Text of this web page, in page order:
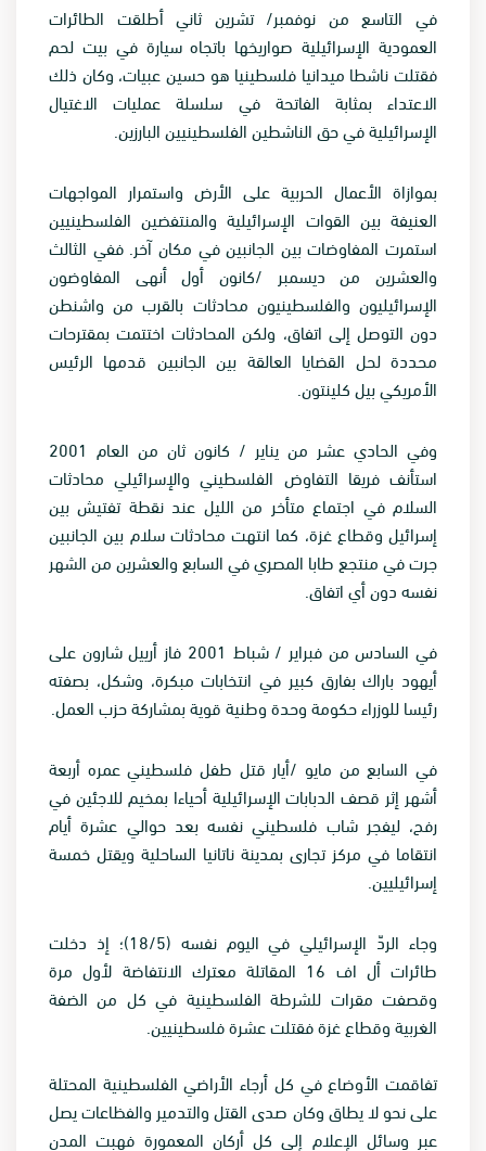
في التاسع من نوفمبر/ تشرين ثاني أطلقت الطائرات
العمودية الإسرائيلية صواريخها باتجاه سيارة في بيت لحم
فقتلت ناشطا ميدانيا فلسطينيا هو حسين عبيات، وكان ذلك
الاعتداء بمثابة الفاتحة في سلسلة عمليات الاغتيال
الإسرائيلية في حق الناشطين الفلسطينيين البارزين.
بموازاة الأعمال الحربية على الأرض واستمرار المواجهات
العنيفة بين القوات الإسرائيلية والمنتفضين الفلسطينيين
استمرت المفاوضات بين الجانبين في مكان آخر. ففي الثالث
والعشرين من ديسمبر /كانون أول أنهى المفاوضون
الإسرائيليون والفلسطينيون محادثات بالقرب من واشنطن
دون التوصل إلى اتفاق، ولكن المحادثات اختتمت بمقترحات
محددة لحل القضايا العالقة بين الجانبين قدمها الرئيس
الأمريكي بيل كلينتون.
وفي الحادي عشر من يناير / كانون ثان من العام 2001
استأنف فريقا التفاوض الفلسطيني والإسرائيلي محادثات
السلام في اجتماع متأخر من الليل عند نقطة تفتيش بين
إسرائيل وقطاع غزة، كما انتهت محادثات سلام بين الجانبين
جرت في منتجع طابا المصري في السابع والعشرين من الشهر
نفسه دون أي اتفاق.
في السادس من فبراير / شباط 2001 فاز أرييل شارون على
أيهود باراك بفارق كبير في انتخابات مبكرة، وشكل، بصفته
رئيسا للوزراء حكومة وحدة وطنية قوية بمشاركة حزب العمل.
في السابع من مايو /أيار قتل طفل فلسطيني عمره أربعة
أشهر إثر قصف الدبابات الإسرائيلية أحياءا بمخيم للاجئين في
رفح، ليفجر شاب فلسطيني نفسه بعد حوالي عشرة أيام
انتقاما في مركز تجارى بمدينة ناتانيا الساحلية ويقتل خمسة
إسرائيليين.
وجاء الردّ الإسرائيلي في اليوم نفسه (18/5)؛ إذ دخلت
طائرات أل اف 16 المقاتلة معترك الانتفاضة لأول مرة
وقصفت مقرات للشرطة الفلسطينية في كل من الضفة
الغربية وقطاع غزة فقتلت عشرة فلسطينيين.
تفاقمت الأوضاع في كل أرجاء الأراضي الفلسطينية المحتلة
على نحو لا يطاق وكان صدى القتل والتدمير والفظاعات يصل
عبر وسائل الإعلام إلى كل أركان المعمورة فهبت المدن